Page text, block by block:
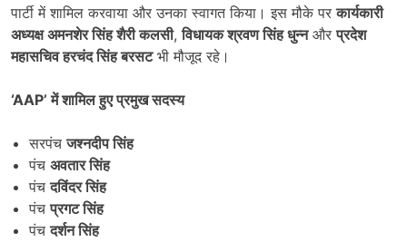
पार्टी में शामिल करवाया और उनका स्वागत किया। इस मौके परकार्यकारी
अध्यक्ष अमनशेर सिंह शैरी कलसी,विधायक श्रवण सिंह धुन्नऔरप्रदेश
महासचिव हरचंद सिंह बरसटभी मौजूद रहे।
‘AAP’में शामिल हुए प्रमुख सदस्य
सरपंचजश्नदीप सिंह
पंच अवतार सिंह
पंचदविंदर सिंह
पंचप्रगट सिंह
पंचदर्शन सिंह